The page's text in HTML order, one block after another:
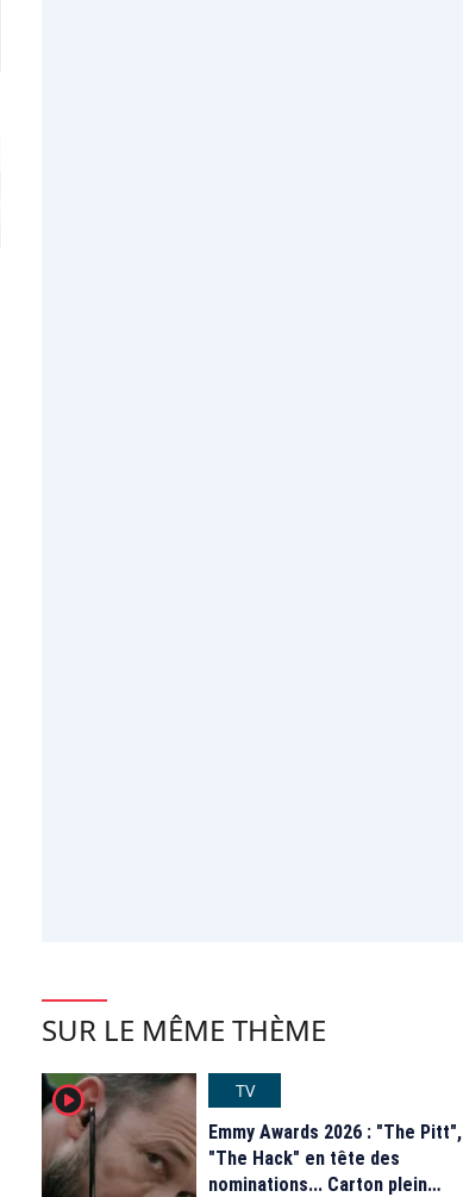
SUR LE MÊME THÈME
player2
TV
Emmy Awards 2026 : "The Pitt",
"The Hack" en tête des
nominations... Carton plein